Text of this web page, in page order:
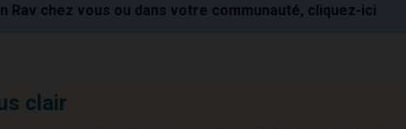
Rav chez vous ou dans votre communauté, cliquez-ici
clair